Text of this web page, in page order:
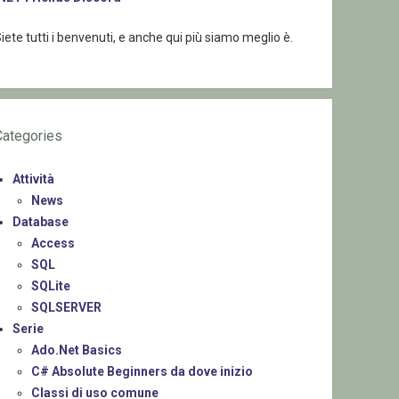
tutti i benvenuti, e anche qui più siamo meglio è.
Attività
News
Database
Access
SQL
SQLite
SQLSERVER
Serie
Ado.Net Basics
C# Absolute Beginners da dove inizio
Classi di uso comune